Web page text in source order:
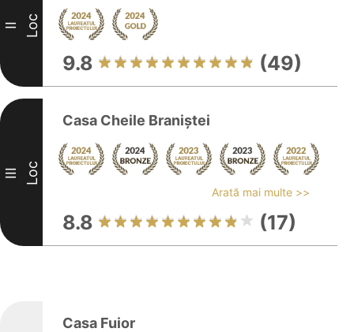
II Loc
9.8 (49)
III Loc
Casa Cheile Braniștei
Arată mai multe >>
8.8 (17)
Casa Fuior